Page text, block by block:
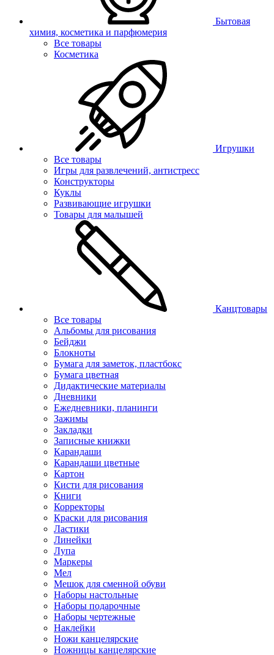
Бытовая
химия, косметика и парфюмерия
Все товары
Косметика
Игрушки
Все товары
Игры для развлечений, антистресс
Конструкторы
Куклы
Развивающие игрушки
Товары для малышей
Канцтовары
Все товары
Альбомы для рисования
Бейджи
Блокноты
Бумага для заметок, пластбокс
Бумага цветная
Дидактические материалы
Дневники
Ежедневники, планинги
Зажимы
Закладки
Записные книжки
Карандаши
Карандаши цветные
Картон
Кисти для рисования
Книги
Корректоры
Краски для рисования
Ластики
Линейки
Лупа
Маркеры
Мел
Мешок для сменной обуви
Наборы настольные
Наборы подарочные
Наборы чертежные
Наклейки
Ножи канцелярские
Ножницы канцелярские